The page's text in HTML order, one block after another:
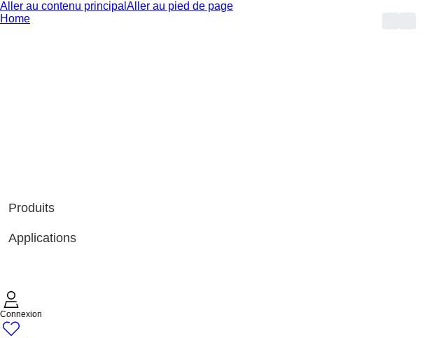
Aller au contenu principal Aller au pied de page
Home
Produits
Applications
Connexion